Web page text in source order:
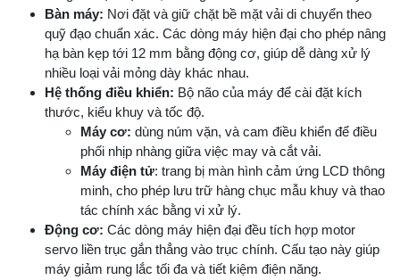
Bàn máy: Nơi đặt và giữ chặt bề mặt vải di chuyển theo
quỹ đạo chuẩn xác. Các dòng máy hiện đại cho phép nâng
hạ bàn kẹp tới 12 mm bằng động cơ, giúp dễ dàng xử lý
nhiều loại vải mỏng dày khác nhau.
Hệ thống điều khiển: Bộ não của máy để cài đặt kích
thước, kiểu khuy và tốc độ.
Máy cơ: dùng núm vặn, và cam điều khiển để điều
phối nhịp nhàng giữa việc may và cắt vải.
Máy điện tử: trang bị màn hình cảm ứng LCD thông
minh, cho phép lưu trữ hàng chục mẫu khuy và thao
tác chính xác bằng vi xử lý.
Động cơ: Các dòng máy hiện đại đều tích hợp motor
servo liền trục gắn thẳng vào trục chính. Cấu tạo này giúp
máy giảm rung lắc tối đa và tiết kiệm điện năng.